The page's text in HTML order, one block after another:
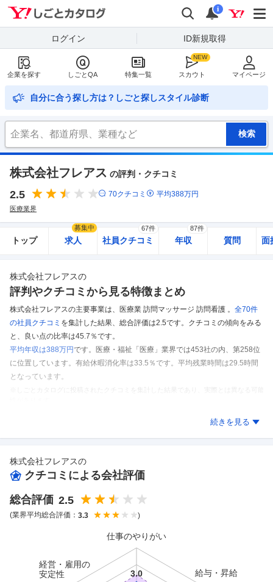
検索
通知
i
ログイン ID新規取得
企業を探す しごとQA 特集一覧 スカウト マイページ
自分に合う探し方は？しごと探しスタイル診断
株式会社フレアス の評判・クチコミ
2.5 70クチコミ 平均388万円
医療業界
トップ 求人
募集中
社員クチコミ
67件
年収
87件
質問 面
株式会社フレアスの
評判やクチコミから見る特徴まとめ
株式会社フレアスの主要事業は、医療業 訪問マッサージ 訪問看護 。 全70件
の社員クチコミ を集計した結果、 総合評価は2.5です。 クチコミの傾向をみる
と、良い点の比率は45.7％です。
平均年収は388万円です。
医療・福祉「医療」業界では453社の内、第258位
に位置しています。 有給休暇消化率は33.5％です。 平均残業時間は29.5時間
となっています。
続きを見る
株式会社フレアスの
クチコミによる会社評価
総合評価 2.5
(業界平均総合評価： 3.3 )
仕事のやりがい
給与・昇給
経営・雇用の
安定性